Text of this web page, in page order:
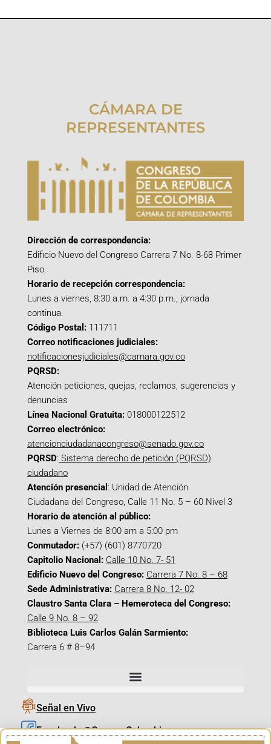
CÁMARA DE
REPRESENTANTES
Dirección de correspondencia:
Edificio Nuevo del Congreso Carrera 7 No. 8-68 Primer
Piso.
Horario de recepción correspondencia:
Lunes a viernes, 8:30 a.m. a 4:30 p.m., jornada
continua.
Código Postal: 111711
Correo notificaciones judiciales:
notificacionesjudiciales@camara.gov.co
PQRSD:
Atención peticiones, quejas, reclamos, sugerencias y
denuncias
Línea Nacional Gratuita: 018000122512
Correo electrónico:
atencionciudadanacongreso@senado.gov.co
PQRSD: Sistema derecho de petición (PQRSD)
ciudadano
Atención presencial : Unidad de Atención
Ciudadana del Congreso, Calle 11 No. 5 – 60 Nivel 3
Horario de atención al público:
Lunes a Viernes de 8:00 am a 5:00 pm
Conmutador: (+57) (601) 8770720
Capitolio Nacional: Calle 10 No. 7- 51
Edificio Nuevo del Congreso: Carrera 7 No. 8 – 68
Sede Administrativa: Carrera 8 No. 12- 02
Claustro Santa Clara – Hemeroteca del Congreso:
Calle 9 No. 8 – 92
Biblioteca Luis Carlos Galán Sarmiento:
Carrera 6 # 8–94
Señal en Vivo
Facebook_@CamaraColombia